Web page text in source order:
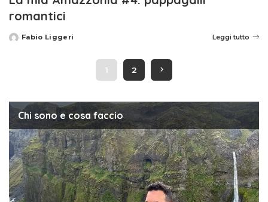
romantici
Posted
Fabio Liggeri Leggi tutto
1 2
Chi sono e cosa faccio